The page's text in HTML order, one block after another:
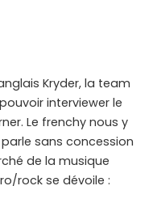
Kryder, la team
interviewer le
Le frenchy nous y
sans concession
de la musique
rock se dévoile :